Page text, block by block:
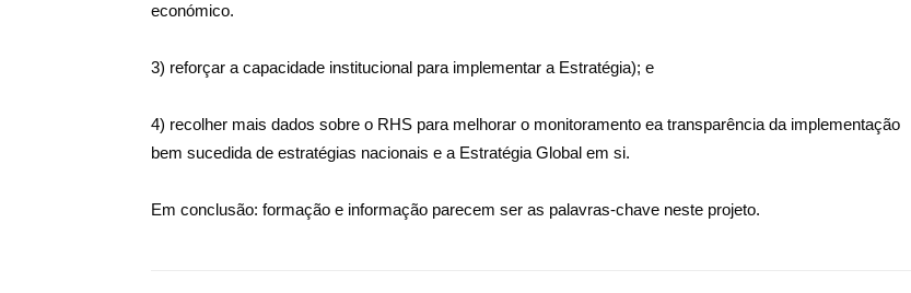
económico.
3) reforçar a capacidade institucional para implementar a Estratégia); e
4) recolher mais dados sobre o RHS para melhorar o monitoramento ea transparência da implementação
bem sucedida de estratégias nacionais e a Estratégia Global em si.
Em conclusão: formação e informação parecem ser as palavras-chave neste projeto.